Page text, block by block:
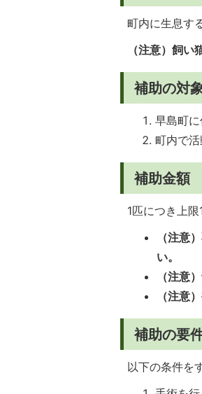
町内に生息す
（注意）飼い
補助の対
早島町
町内で
補助金額
1匹につき上
（注意
い。
（注意
（注意
補助の要
以下の条件を